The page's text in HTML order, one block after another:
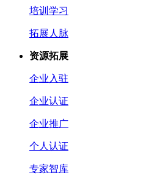
培训学习
拓展人脉
资源拓展
企业入驻
企业认证
企业推广
个人认证
专家智库